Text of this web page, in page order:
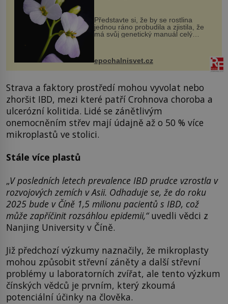
Představte si, že by se rostlina
jednou ráno probudila a zjistila, že
má svůj genetický manuál celý
vstupenka...
epochalnisvet.cz
Strava a faktory prostředí mohou vyvolat nebo
zhoršit IBD, mezi které patří Crohnova choroba a
ulcerózní kolitida. Lidé se zánětlivým
onemocněním střev mají údajně až o 50 % více
mikroplastů ve stolici.
Stále více plastů
„V posledních letech prevalence IBD prudce vzrostla v
rozvojových zemích v Asii. Odhaduje se, že do roku
2025 bude v Číně 1,5 milionu pacientů s IBD, což
může zapříčinit rozsáhlou epidemii,“uvedli vědci z
Nanjing University v Číně.
Již předchozí výzkumy naznačily, že mikroplasty
mohou způsobit střevní záněty a další střevní
problémy u laboratorních zvířat, ale tento výzkum
čínských vědců je prvním, který zkoumá
potenciální účinky na člověka.